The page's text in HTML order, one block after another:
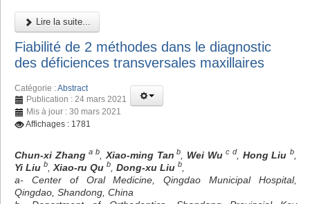
Lire la suite...
Fiabilité de 2 méthodes dans le diagnostic
des déficiences transversales maxillaires
Catégorie :Abstract
Publication : 24 mars 2021
Mis à jour : 30 mars 2021
Affichages : 1781
Chun-xi Zhang a b Xiao-ming Tan b Wei Wu c d Hong Liu b
Yi Liu b Xiao-ru Qu b Dong-xu Liu b
a- Center of Oral Medicine, Qingdao Municipal Hospital,
Qingdao, Shandong, China